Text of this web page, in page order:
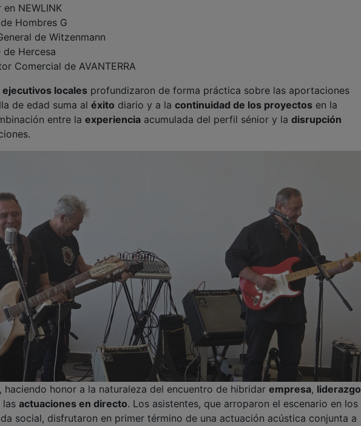
NEWLINK
Hombres G
de Witzenmann
de Hercesa
Comercial de AVANTERRA
ejecutivos locales profundizaron de forma práctica sobre las aportaciones
de edad suma al éxito diario y a la continuidad de los proyectos en la
entre la experiencia acumulada del perfil sénior y la disrupción
.
honor a la naturaleza del encuentro de hibridar empresa, liderazgo
las actuaciones en directo. Los asistentes, que arroparon el escenario en los
social, disfrutaron en primer término de una actuación acústica conjunta a